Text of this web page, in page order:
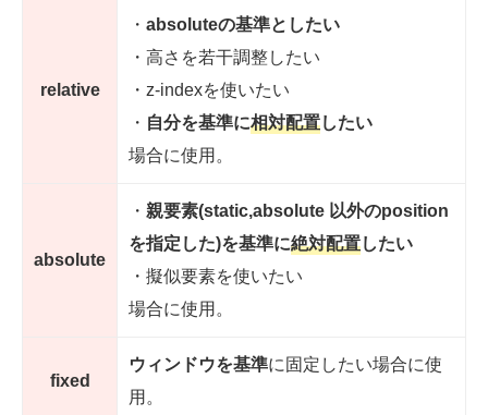
relative
・ absoluteの基準としたい
・高さを若干調整したい
・z-indexを使いたい
・ 自分を基準に相対配置したい
場合に使用。
absolute
・ 親要素(static,absolute 以外のposition
を指定した)を基準に絶対配置したい
・擬似要素を使いたい
場合に使用。
fixed
ウィンドウを基準に固定したい場合に使
用。